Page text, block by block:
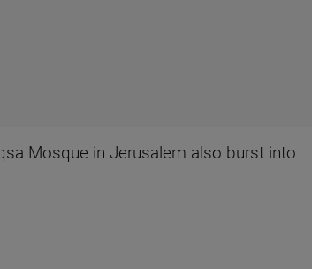
Mosque in Jerusalem also burst into